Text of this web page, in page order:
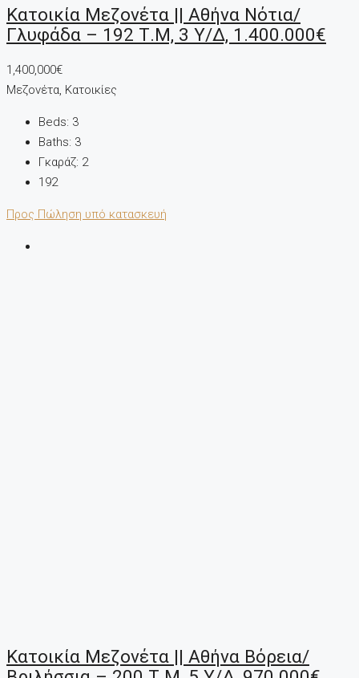
Κατοικία Μεζονέτα || Αθήνα Νότια/
Γλυφάδα – 192 Τ.μ, 3 Υ/Δ, 1.400.000€
1,400,000€
Μεζονέτα, Κατοικίες
Beds: 3
Baths: 3
Γκαράζ: 2
192
Προς Πώληση υπό κατασκευή
Κατοικία Μεζονέτα || Αθήνα Βόρεια/